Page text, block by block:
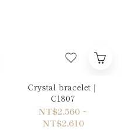
Crystal bracelet｜
C1807
NT$2,560 ~
NT$2,610